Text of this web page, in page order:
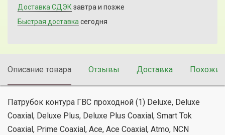
Доставка СДЭК завтра и позже
Быстрая доставка сегодня
Описание товара Отзывы Доставка
Патрубок контура ГВС проходной (1) Deluxe, Deluxe
Coaxial, Deluxe Plus, Deluxe Plus Coaxial, Smart Tok
Coaxial, Prime Coaxial, Ace, Ace Coaxial, Atmo, NCN